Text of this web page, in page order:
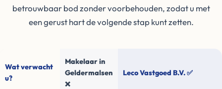
betrouwbaar bod zonder voorbehouden, zodat u met
een gerust hart de volgende stap kunt zetten.
Wat verwacht
u?
Makelaar in
Geldermalsen
❌
Leco Vastgoed B.V. ✅